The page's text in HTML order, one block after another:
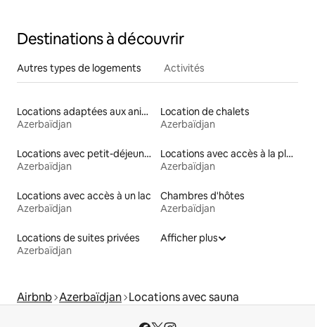
Destinations à découvrir
Autres types de logements Activités
Locations adaptées aux animaux
Azerbaïdjan
Location de chalets
Azerbaïdjan
Locations avec petit-déjeuner
Azerbaïdjan
Locations avec accès à la plage
Azerbaïdjan
Locations avec accès à un lac
Azerbaïdjan
Chambres d'hôtes
Azerbaïdjan
Locations de suites privées
Azerbaïdjan
Afficher plus
Airbnb Azerbaïdjan Locations avec sauna